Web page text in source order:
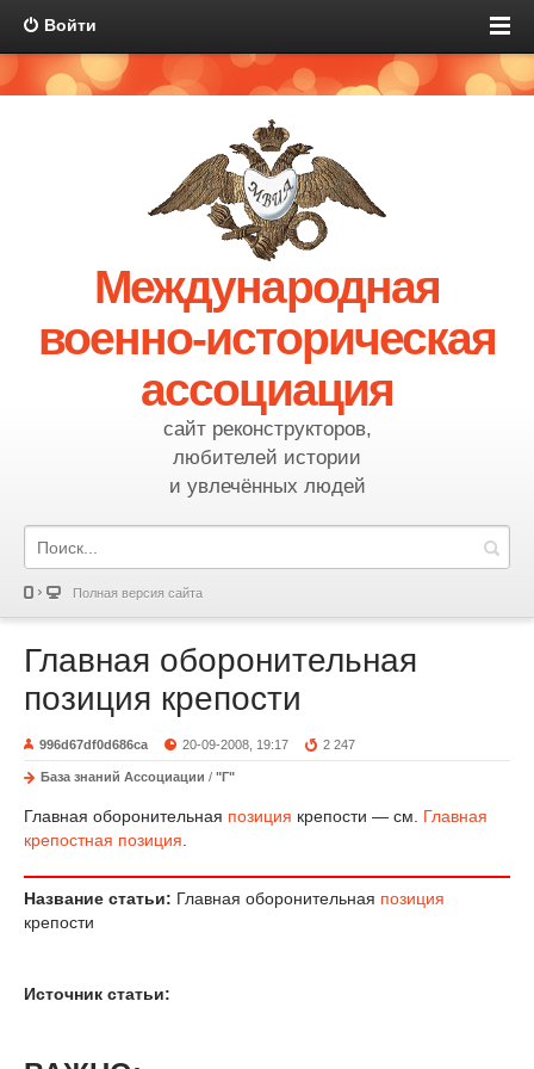
Войти
Международная
военно-историческая
ассоциация
сайт реконструкторов,
любителей истории
и увлечённых людей
Полная версия сайта
Главная оборонительная
позиция крепости
996d67df0d686ca 20-09-2008, 19:17 2 247
База знаний Ассоциации / "Г"
Главная оборонительная позиция крепости — см. Главная
крепостная позиция
Название статьи: Главная оборонительная позиция
крепости
Источник статьи: